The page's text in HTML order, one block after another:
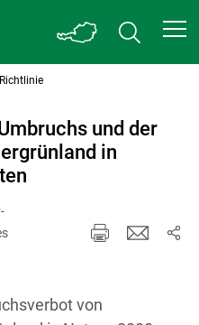
Richtlinie
und der
in
von